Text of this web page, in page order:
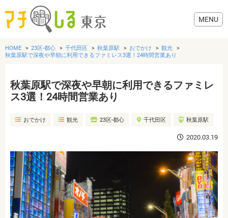
グルメ
美容・健康
歯医者・病院
おでかけ
生活
HOME 23区-都心 千代田区 秋葉原駅 おでかけ
観光
秋葉原駅で深夜や早朝に利用できるファミレス3選！24時間営業あり
秋葉原駅で深夜や早朝に利用できるファミレ
ス3選！24時間営業あり
おでかけ 観光 23区-都心 千代田区 秋葉原駅
2020.03.19